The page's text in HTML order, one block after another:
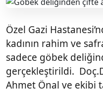
Özel Gazi
kadının rahim ve
sadece göbek
gerçekleştirildi.
Ahmet Önal ve ekibi